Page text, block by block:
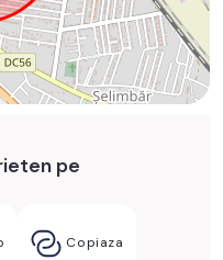
pe
Copiaza